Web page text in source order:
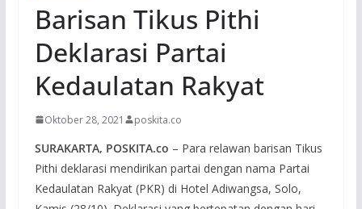
Barisan Tikus Pithi
Deklarasi Partai
Kedaulatan Rakyat
Oktober 28, 2021 poskita.co
SURAKARTA, POSKITA.co – Para relawan barisan Tikus
Pithi deklarasi mendirikan partai dengan nama Partai
Kedaulatan Rakyat (PKR) di Hotel Adiwangsa, Solo,